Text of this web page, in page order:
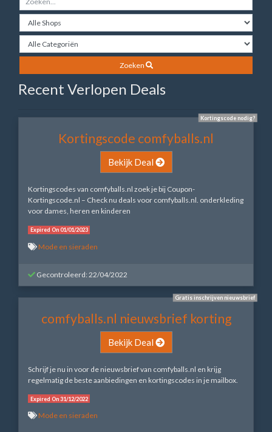
Zoeken
Recent Verlopen Deals
Kortingscode nodig?
Kortingscode comfyballs.nl
Bekijk Deal
Kortingscodes van comfyballs.nl zoek je bij Coupon-
Kortingscode.nl – Check nu deals voor comfyballs.nl. onderkleding
voor dames, heren en kinderen
Expired On 01/01/2023
Mode en sieraden
Gecontroleerd: 22/04/2022
Gratis inschrijven nieuwsbrief
comfyballs.nl nieuwsbrief korting
Bekijk Deal
Schrijf je nu in voor de nieuwsbrief van comfyballs.nl en krijg
regelmatig de beste aanbiedingen en kortingscodes in je mailbox.
Expired On 31/12/2022
Mode en sieraden